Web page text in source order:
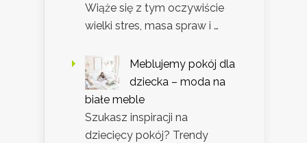
Wiąże się z tym oczywiście
wielki stres, masa spraw i …
Meblujemy pokój dla
dziecka – moda na
białe meble
Szukasz inspiracji na
dziecięcy pokój? Trendy